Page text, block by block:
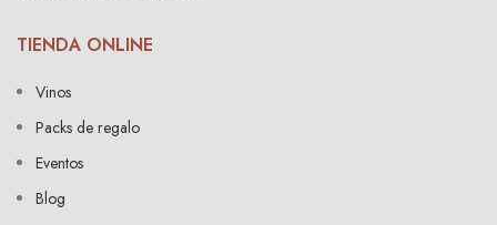
TIENDA ONLINE
Vinos
Packs de regalo
Eventos
Blog